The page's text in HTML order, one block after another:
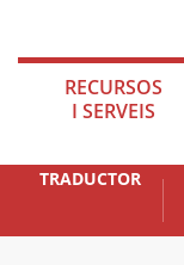
RECURSOS
I SERVEIS
TRADUCTOR